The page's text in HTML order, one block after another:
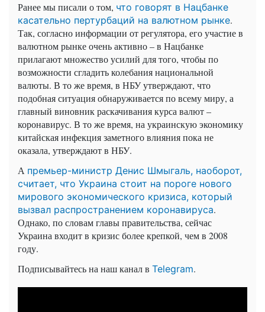
Ранее мы писали о том, что говорят в Нацбанке
касательно пертурбаций на валютном рынке.
Так, согласно информации от регулятора, его участие в
валютном рынке очень активно – в Нацбанке
прилагают множество усилий для того, чтобы по
возможности сгладить колебания национальной
валюты. В то же время, в НБУ утверждают, что
подобная ситуация обнаруживается по всему миру, а
главный виновник раскачивания курса валют –
коронавирус. В то же время, на украинскую экономику
китайская инфекция заметного влияния пока не
оказала, утверждают в НБУ.
А премьер-министр Денис Шмыгаль, наоборот,
считает, что Украина стоит на пороге нового
мирового экономического кризиса, который
вызвал распространением коронавируса.
Однако, по словам главы правительства, сейчас
Украина входит в кризис более крепкой, чем в 2008
году.
Подписывайтесь на наш канал в Telegram.